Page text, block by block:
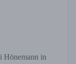
Hönemann in